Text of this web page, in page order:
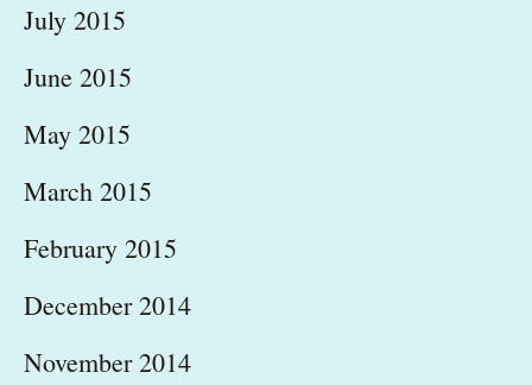
July 2015
June 2015
May 2015
March 2015
February 2015
December 2014
November 2014